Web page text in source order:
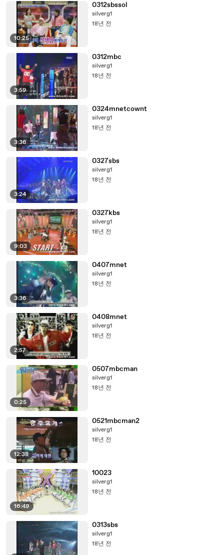
10:25
0312sbssol
silverg1
18년 전
3:59
0312mbc
silverg1
18년 전
3:36
0324mnetcownt
silverg1
18년 전
3:24
0327sbs
silverg1
18년 전
9:03
0327kbs
silverg1
18년 전
3:36
0407mnet
silverg1
18년 전
2:57
0408mnet
silverg1
18년 전
0:25
0507mbcman
silverg1
18년 전
12:38
0521mbcman2
silverg1
18년 전
16:49
10023
silverg1
18년 전
0313sbs
silverg1
18년 전